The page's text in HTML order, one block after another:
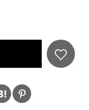
高さ29.2×奥
コン